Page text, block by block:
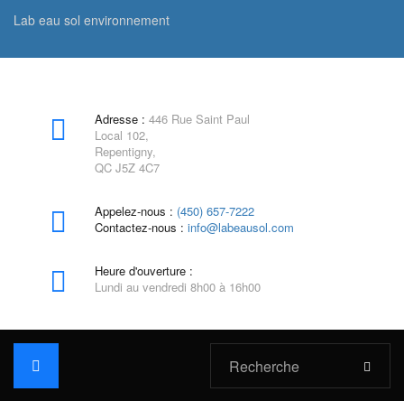
Lab eau sol environnement
Adresse : 446 Rue Saint Paul
Local 102,
Repentigny,
QC J5Z 4C7
Appelez-nous : (450) 657-7222
Contactez-nous : info@labeausol.com
Heure d'ouverture :
Lundi au vendredi 8h00 à 16h00